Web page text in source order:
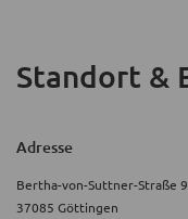
Standort &
Adresse
Bertha-von-Suttner-Straße
37085 Göttingen